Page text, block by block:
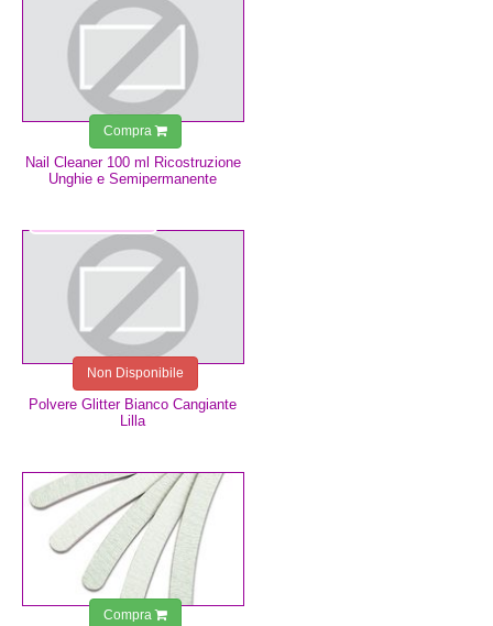
Nail Cleaner 100 ml Ricostruzione
Unghie e Semipermanente
Compra
Polvere Glitter Bianco Cangiante
Lilla
Non Disponibile
Compra